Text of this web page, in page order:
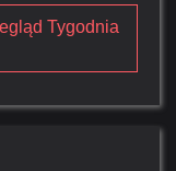
Tygodnia